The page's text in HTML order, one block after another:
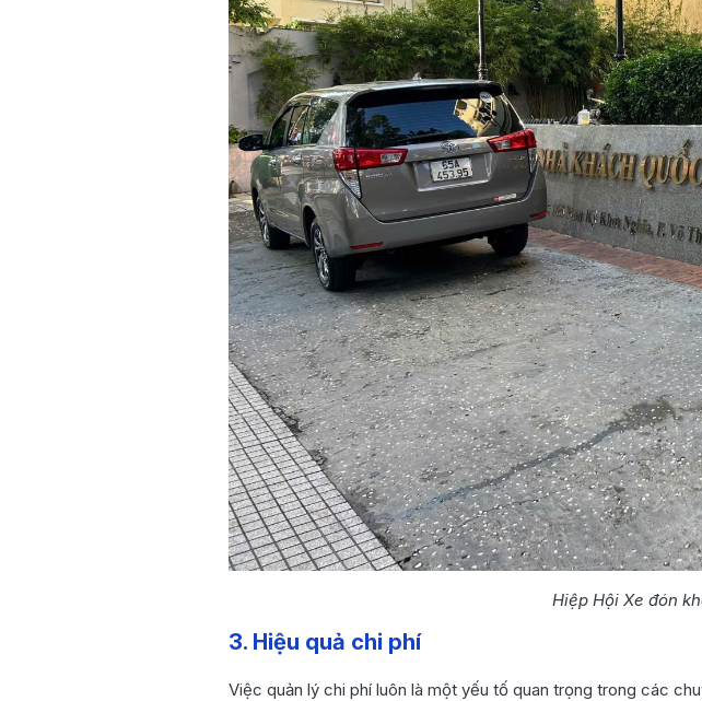
Hiệp Hội Xe đón
3. Hiệu quả chi phí
Việc quản lý chi phí luôn là một yếu tố quan trọng trong các